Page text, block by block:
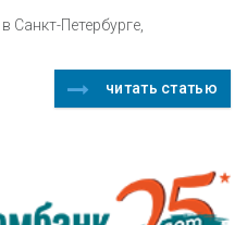
Санкт-Петербурге,
читать статью